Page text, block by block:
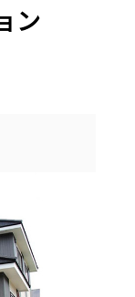
ン